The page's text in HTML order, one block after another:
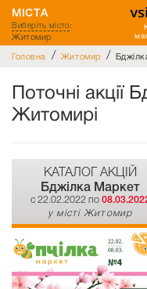
МІСТА
Виберіть місто:
Житомир
Головна / Житомир /
Поточні акції
Житомирі
КАТАЛОГ АКЦІЙ
Бджілка Mаркет
c 22.02.2022 по
у місті Житомир